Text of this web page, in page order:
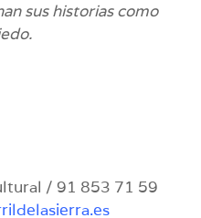
sus historias como
/ 91 853 71 59